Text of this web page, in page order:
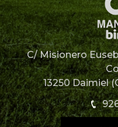
C/ Misionero
13250 Daimiel